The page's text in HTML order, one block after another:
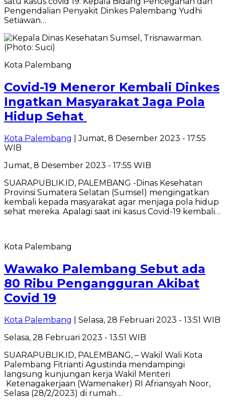
Pengendalian Penyakit Dinkes Palembang Yudhi
Setiawan…
Kota Palembang
Covid-19 Meneror Kembali Dinkes
Ingatkan Masyarakat Jaga Pola
Hidup Sehat
Kota Palembang
| Jumat, 8 Desember 2023 - 17:55
WIB
Jumat, 8 Desember 2023 - 17:55 WIB
SUARAPUBLIK.ID, PALEMBANG -Dinas Kesehatan
Provinsi Sumatera Selatan (Sumsel) mengingatkan
kembali kepada masyarakat agar menjaga pola hidup
sehat mereka. Apalagi saat ini kasus Covid-19 kembali…
Kota Palembang
Wawako Palembang Sebut ada
80 Ribu Pengangguran Akibat
Covid 19
Kota Palembang
| Selasa, 28 Februari 2023 - 13:51 WIB
Selasa, 28 Februari 2023 - 13:51 WIB
SUARAPUBLIK.ID, PALEMBANG, – Wakil Wali Kota
Palembang Fitrianti Agustinda mendampingi
langsung kunjungan kerja Wakil Menteri
Ketenagakerjaan (Wamenaker) RI Afriansyah Noor,
Selasa (28/2/2023) di rumah…